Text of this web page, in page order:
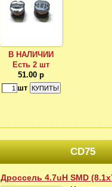
В НАЛИЧИИ
Есть 2 шт
51.00 р
шт
CD75
Дроссель 4.7uH SMD